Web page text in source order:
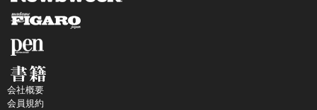
会社概要
会員規約